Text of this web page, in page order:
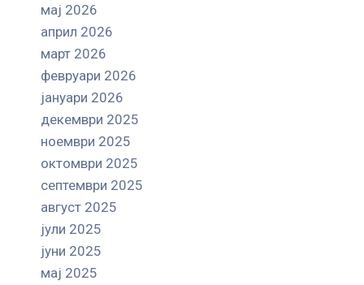
мај 2026
април 2026
март 2026
февруари 2026
јануари 2026
декември 2025
ноември 2025
октомври 2025
септември 2025
август 2025
јули 2025
јуни 2025
мај 2025